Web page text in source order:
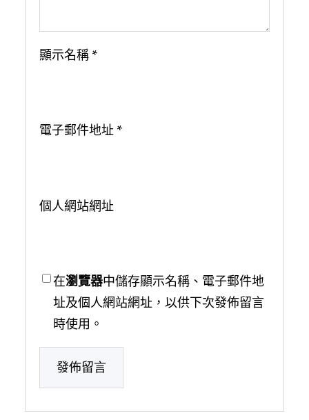
顯示名稱 *
電子郵件地址 *
個人網站網址
在瀏覽器中儲存顯示名稱、電子郵件地
址及個人網站網址，以供下次發佈留言
時使用。